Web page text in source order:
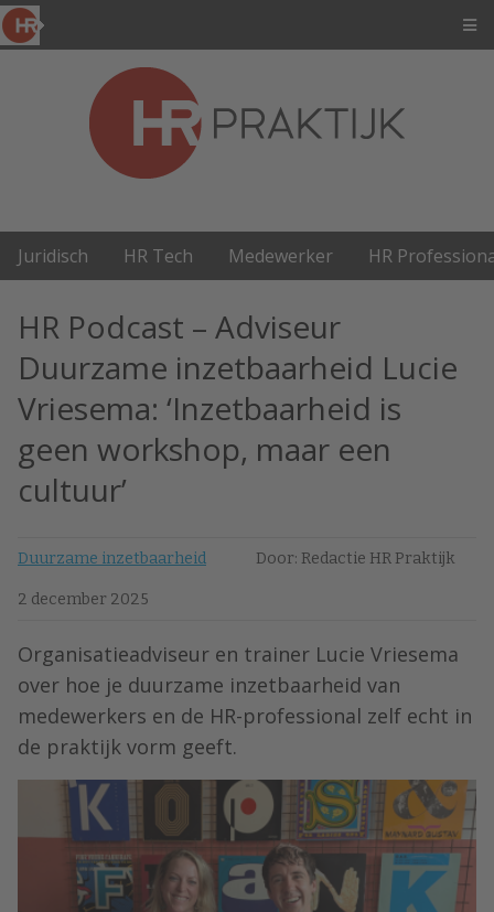
Juridisch HR Tech Medewerker HR
HR Podcast – Adviseur
Duurzame inzetbaarheid Lucie
Vriesema: ‘Inzetbaarheid is
geen workshop, maar een
cultuur’
Duurzame inzetbaarheid Door: Redactie HR Praktijk
2 december 2025
Organisatieadviseur en trainer ⁠Lucie Vriesema⁠
over hoe je duurzame inzetbaarheid van
medewerkers en de HR-professional zelf echt in
de praktijk vorm geeft.